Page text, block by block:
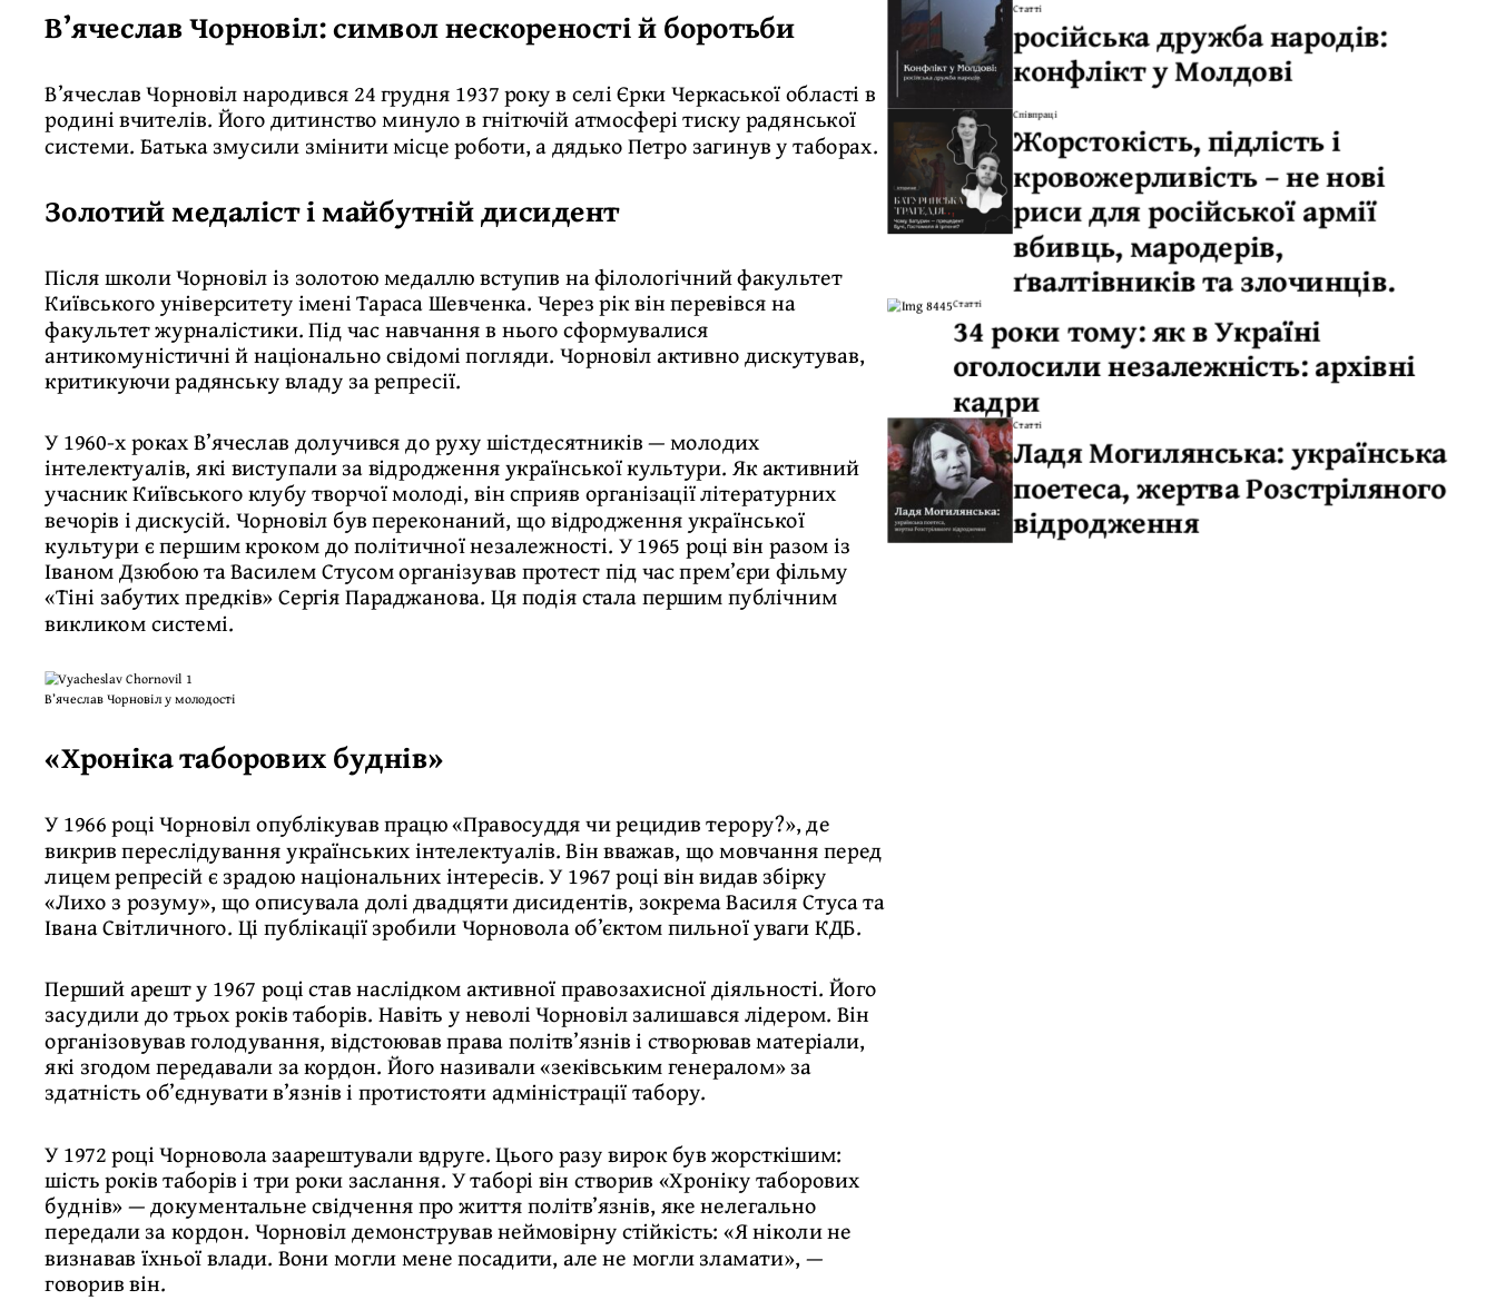
В’ячеслав Чорновіл: символ нескореності й боротьби
В’ячеслав Чорновіл народився 24 грудня 1937 року в селі Єрки Черкаської області в
родині вчителів. Його дитинство минуло в гнітючій атмосфері тиску радянської
системи. Батька змусили змінити місце роботи, а дядько Петро загинув у таборах.
Золотий медаліст і майбутній дисидент
Після школи Чорновіл із золотою медаллю вступив на філологічний факультет
Київського університету імені Тараса Шевченка. Через рік він перевівся на
факультет журналістики. Під час навчання в нього сформувалися
антикомуністичні й національно свідомі погляди. Чорновіл активно дискутував,
критикуючи радянську владу за репресії.
У 1960-х роках В’ячеслав долучився до руху шістдесятників — молодих
інтелектуалів, які виступали за відродження української культури. Як активний
учасник Київського клубу творчої молоді, він сприяв організації літературних
вечорів і дискусій. Чорновіл був переконаний, що відродження української
культури є першим кроком до політичної незалежності. У 1965 році він разом із
Іваном Дзюбою та Василем Стусом організував протест під час прем’єри фільму
«Тіні забутих предків» Сергія Параджанова. Ця подія стала першим публічним
викликом системі.
В’ячеслав Чорновіл у молодості
«Хроніка таборових буднів»
У 1966 році Чорновіл опублікував працю «Правосуддя чи рецидив терору?», де
викрив переслідування українських інтелектуалів. Він вважав, що мовчання перед
лицем репресій є зрадою національних інтересів. У 1967 році він видав збірку
«Лихо з розуму», що описувала долі двадцяти дисидентів, зокрема Василя Стуса та
Івана Світличного. Ці публікації зробили Чорновола об’єктом пильної уваги КДБ.
Перший арешт у 1967 році став наслідком активної правозахисної діяльності. Його
засудили до трьох років таборів. Навіть у неволі Чорновіл залишався лідером. Він
організовував голодування, відстоював права політв’язнів і створював матеріали,
які згодом передавали за кордон. Його називали «зеківським генералом» за
здатність об’єднувати в’язнів і протистояти адміністрації табору.
У 1972 році Чорновола заарештували вдруге. Цього разу вирок був жорсткішим:
шість років таборів і три роки заслання. У таборі він створив «Хроніку таборових
буднів» — документальне свідчення про життя політв’язнів, яке нелегально
передали за кордон. Чорновіл демонстрував неймовірну стійкість: «Я ніколи не
визнавав їхньої влади. Вони могли мене посадити, але не могли зламати», —
говорив він.
Статті
російська дружба народів:
конфлікт у Молдові
Співпраці
Жорстокість, підлість і
кровожерливість – не нові
риси для російської армії
вбивць, мародерів,
ґвалтівників та злочинців.
Статті
34 роки тому: як в Україні
оголосили незалежність: архівні
кадри
Статті
Ладя Могилянська: українська
поетеса, жертва Розстріляного
відродження